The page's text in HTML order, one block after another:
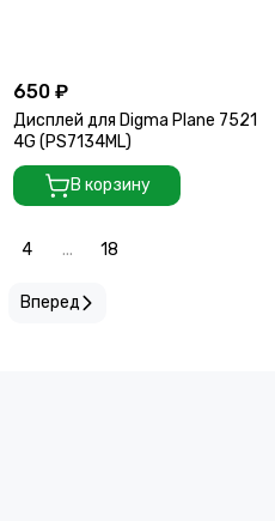
650 ₽
Дисплей для Digma Plane 7521
4G (PS7134ML)
В корзину
4 ... 18
Вперед